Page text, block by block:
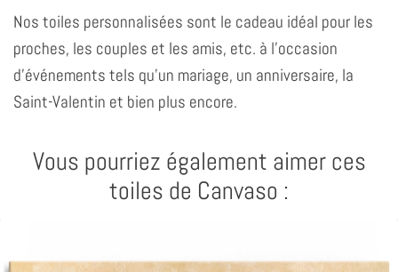
Nos toiles personnalisées sont le cadeau idéal pour les
proches, les couples et les amis, etc. à l'occasion
d'événements tels qu'un mariage, un anniversaire, la
Saint-Valentin et bien plus encore.
Vous pourriez également aimer ces
toiles de Canvaso :